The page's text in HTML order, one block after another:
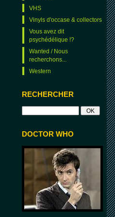
VHS
Vinyls d'occase & collectors
Vous avez dit
psychédélique !?
Wanted / Nous
recherchons...
Western
RECHERCHER
DOCTOR WHO